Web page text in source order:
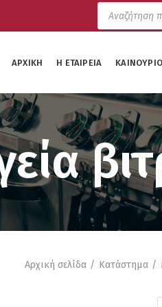
Products
search
ΑΡΧΙΚΉ Η ΕΤΑΙΡΕΊΑ
Αρχική σελίδα Κατάστημα